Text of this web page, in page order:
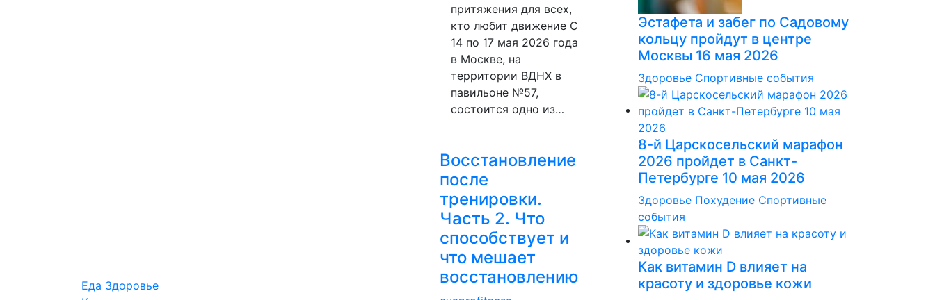
притяжения для всех,
кто любит движение С
14 по 17 мая 2026 года
в Москве, на
территории ВДНХ в
павильоне №57,
состоится одно из…
Еда Здоровье
Восстановление
после
тренировки.
Часть 2. Что
способствует и
что мешает
восстановлению
Эстафета и забег по Садовому
кольцу пройдут в центре
Москвы 16 мая 2026
Здоровье Спортивные события
8-й Царскосельский марафон
2026 пройдет в Санкт-
Петербурге 10 мая 2026
Здоровье Похудение Спортивные
события
Как витамин D влияет на
красоту и здоровье кожи